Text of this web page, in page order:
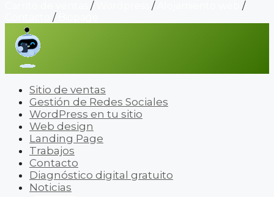
/ /
/
/
Sitio de ventas
Gestión de Redes Sociales
WordPress en tu sitio
Web design
Landing Page
Trabajos
Contacto
Diagnóstico digital gratuito
Noticias